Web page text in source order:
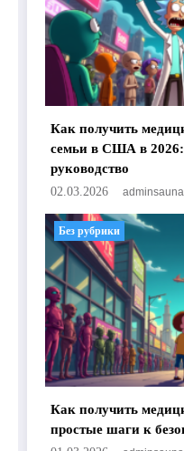
Как получить
семьи в США в 2026:
руководство
02.03.2026 adminsauna
Без рубрики
Как получить
простые шаги к